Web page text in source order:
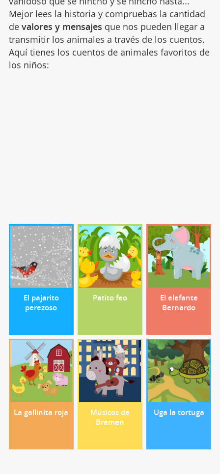
Mejor lees la historia y compruebas la cantidad
de valores y mensajes que nos pueden llegar a
transmitir los animales a través de los cuentos.
Aquí tienes los cuentos de animales favoritos de
los niños:
El pajarito
perezoso
Patito feo
El elefante
Bernardo
La gallinita roja
Músicos de
Bremen
Uga la tortuga